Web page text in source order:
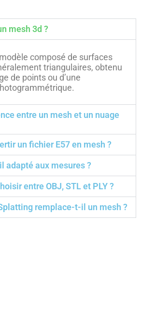
mesh 3d ?
composé de surfaces
triangulaires, obtenu
de points ou d’une
entre un mesh et un nuage
un fichier E57 en mesh ?
adapté aux mesures ?
entre OBJ, STL et PLY ?
remplace-t-il un mesh ?